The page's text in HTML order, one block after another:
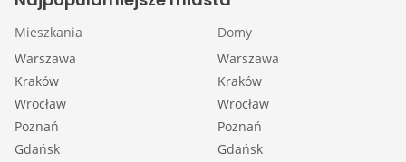
Mieszkania
Warszawa
Kraków
Wrocław
Poznań
Gdańsk
Domy
Warszawa
Kraków
Wrocław
Poznań
Gdańsk